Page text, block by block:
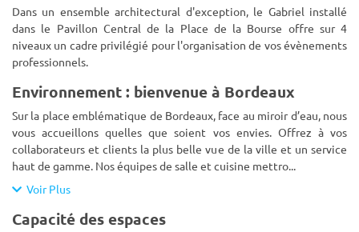
Dans un ensemble architectural d'exception, le Gabriel installé
dans le Pavillon Central de la Place de la Bourse offre sur 4
niveaux un cadre privilégié pour l'organisation de vos évènements
professionnels.
Environnement : bienvenue à Bordeaux
Sur la place emblématique de Bordeaux, face au miroir d’eau, nous
vous accueillons quelles que soient vos envies. Offrez à vos
collaborateurs et clients la plus belle vue de la ville et un service
haut de gamme. Nos équipes de salle et cuisine mettro...
Voir Plus
Capacité des espaces